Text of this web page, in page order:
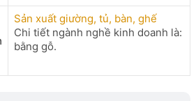
Sản xuất giường, tủ, bàn, ghế
Chi tiết ngành nghề kinh doanh là:
bằng gỗ.